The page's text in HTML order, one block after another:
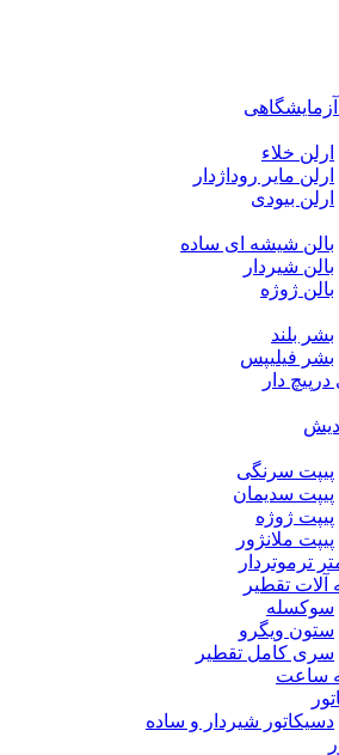
ارلن خلاء
ارلن مایر روداژدار
ارلن بیودی
بالن شیشه ای ساده
بالن شیردار
بالن ژوژه
بشر بلند
بشر فیلیپس
دار
دیش
پیپت سرنگی
پیپت سدیمان
پیپت ژوژه
پیپت ملانژور
ترموتردار
تقطیر
سوکسله
ستون ویگرو
سری کامل تقطیر
ساعت
دسیکاتور شیردار و ساده